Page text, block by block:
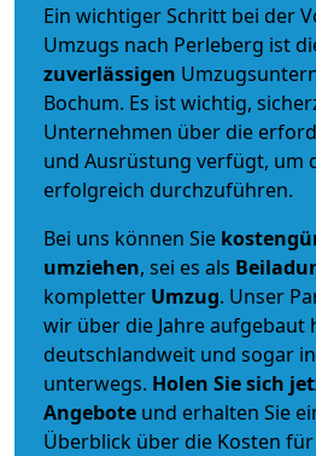
Ein wichtiger Schritt bei der
Umzugs nach Perleberg ist
zuverlässigen
Bochum. Es ist wichtig,
Unternehmen über die
und Ausrüstung verfügt, um
erfolgreich durchzuführen.
Bei uns können Sie
umziehen, sei es als
kompletter Umzug. Unser
wir über die Jahre aufgebaut
deutschlandweit und sogar
unterwegs. Holen Sie sich
Angebote und erhalten Sie
Überblick über die Kosten